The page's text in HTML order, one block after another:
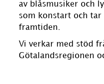
av blåsmusiker och
som konstart och tar
framtiden.
Vi verkar med stöd
Götalandsregionen